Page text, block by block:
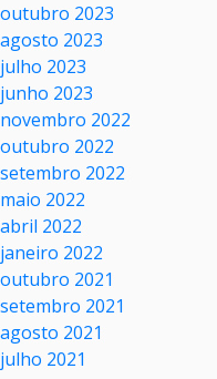
outubro 2023
agosto 2023
julho 2023
junho 2023
novembro 2022
outubro 2022
setembro 2022
maio 2022
abril 2022
janeiro 2022
outubro 2021
setembro 2021
agosto 2021
julho 2021